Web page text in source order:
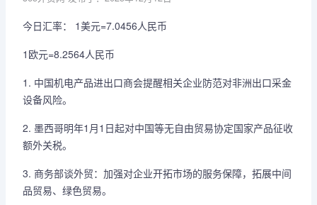
今日汇率： 1美元=7.0456人民币
1欧元=8.2564人民币
1. 中国机电产品进出口商会提醒相关企业防范对非洲出口采金
设备风险。
2. 墨西哥明年1月1日起对中国等无自由贸易协定国家产品征收
额外关税。
3. 商务部谈外贸：加强对企业开拓市场的服务保障，拓展中间
品贸易、绿色贸易。